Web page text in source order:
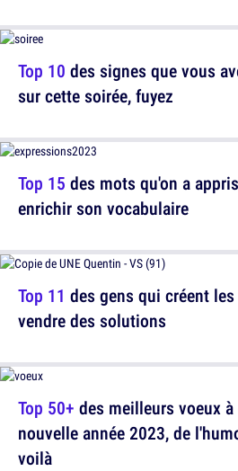
Top 10 des signes que vous
sur cette soirée, fuyez
Top 11 des gens qui créent
vendre des solutions
Top 15 des mots qu'on a
enrichir son vocabulaire
Top 50+ des meilleurs voeux
nouvelle année 2023, de
voilà